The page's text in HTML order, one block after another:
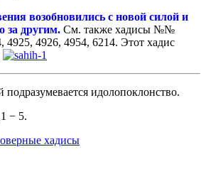
возобновились с новой силой и
за другим. См. также хадисы №№
4925, 4926, 4954, 6214. Этот хадис
подразумевается идолопоклонство.
− 5.
хадисы